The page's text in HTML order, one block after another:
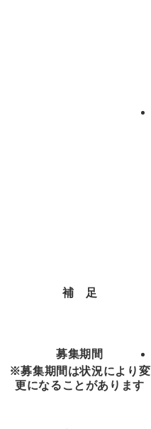
補 足
募集期間
※募集期間は状況により変
更になることがあります